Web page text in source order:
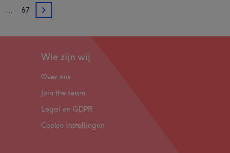
… 67 3
Wie zijn wij
Over ons
Join the team
Legal en GDPR
Cookie instellingen